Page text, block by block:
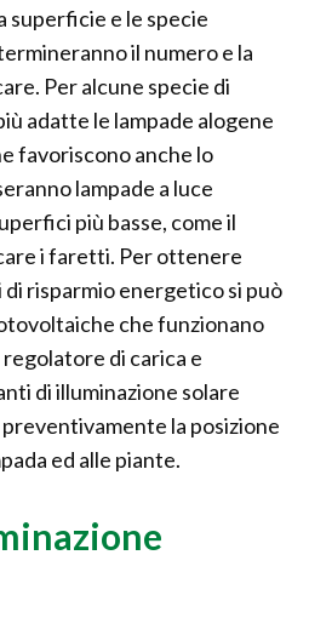
superficie e le specie
il numero e la
Per alcune specie di
adatte le lampade alogene
favoriscono anche lo
lampade a luce
più basse, come il
i faretti. Per ottenere
risparmio energetico si può
che funzionano
di carica e
di illuminazione solare
la posizione
ed alle piante.